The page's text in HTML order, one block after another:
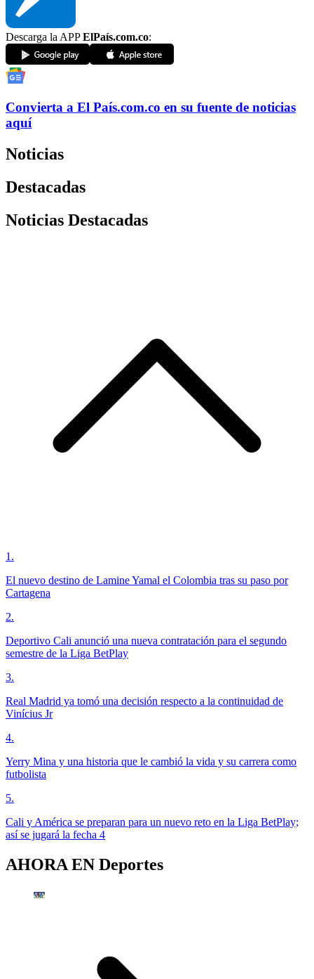
Descarga la APPElPaís.com.co:
Convierta a El País.com.co en su fuente de noticias
aquí
Noticias
Destacadas
Noticias Destacadas
1 .
El nuevo destino de Lamine Yamal el Colombia tras su paso por
Cartagena
2.
Deportivo Cali anunció una nueva contratación para el segundo
semestre de la Liga BetPlay
3.
Real Madrid ya tomó una decisión respecto a la continuidad de
Vinícius Jr
4.
Yerry Mina y una historia que le cambió la vida y su carrera como
futbolista
5.
Cali y América se preparan para un nuevo reto en la Liga BetPlay;
así se jugará la fecha 4
AHORA EN Deportes